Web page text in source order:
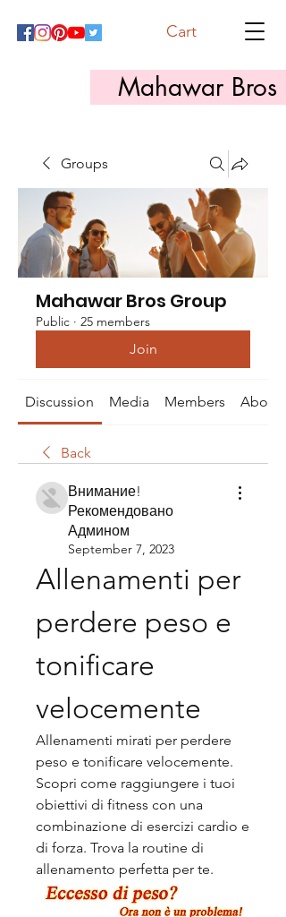
Mahawar Bros
Cart
Groups
Mahawar Bros Group
Public · 25 members
Join
Discussion Media Members About
Back
Внимание!
Рекомендовано
Админом
September 7, 2023
Allenamenti per
perdere peso e
tonificare
velocemente
Allenamenti mirati per perdere
peso e tonificare velocemente.
Scopri come raggiungere i tuoi
obiettivi di fitness con una
combinazione di esercizi cardio e
di forza. Trova la routine di
allenamento perfetta per te.